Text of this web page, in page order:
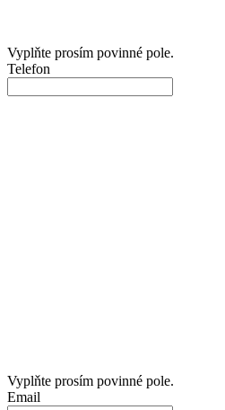
Vyplňte prosím povinné pole.
Telefon
Vyplňte prosím povinné pole.
Email